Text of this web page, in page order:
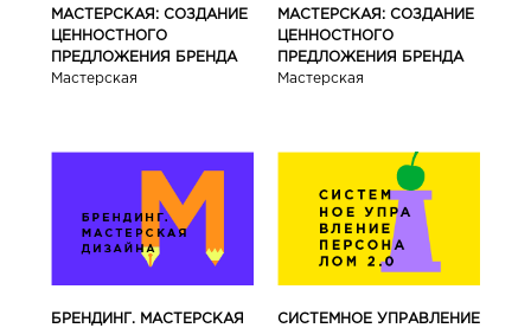
МАСТЕРСКАЯ: СОЗДАНИЕ
ЦЕННОСТНОГО
ПРЕДЛОЖЕНИЯ БРЕНДА
Мастерская
МАСТЕРСКАЯ: СОЗДАНИЕ
ЦЕННОСТНОГО
ПРЕДЛОЖЕНИЯ БРЕНДА
Мастерская
БРЕНДИНГ. МАСТЕРСКАЯ
СИСТЕМНОЕ УПРАВЛЕНИЕ